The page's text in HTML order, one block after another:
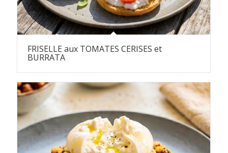
FRISELLE aux TOMATES CERISES et
BURRATA